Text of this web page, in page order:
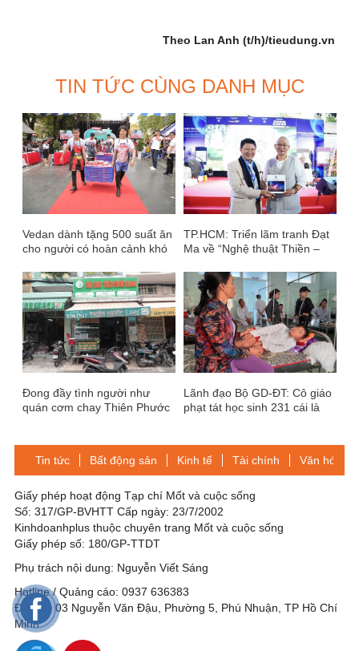
Theo Lan Anh (t/h)/tieudung.vn
TIN TỨC CÙNG DANH MỤC
Vedan dành tặng 500 suất ăn
cho người có hoàn cảnh khó
TP.HCM: Triển lãm tranh Đạt
Ma về “Nghệ thuật Thiền –
Đong đầy tình người như
quán cơm chay Thiên Phước
Lãnh đạo Bộ GD-ĐT: Cô giáo
phạt tát học sinh 231 cái là
Tin tức Bất động sản Kinh tế Tài chính Văn hóa-
Giấy phép hoạt động Tạp chí Mốt và cuộc sống
Số: 317/GP-BVHTT Cấp ngày: 23/7/2002
Kinhdoanhplus thuộc chuyên trang Mốt và cuộc sống
Giấy phép số: 180/GP-TTDT
Phụ trách nội dung: Nguyễn Viết Sáng
Hotline / Quảng cáo: 0937 636383
Địa chỉ: 03 Nguyễn Văn Đậu, Phường 5, Phú Nhuận, TP Hồ Chí
Minh